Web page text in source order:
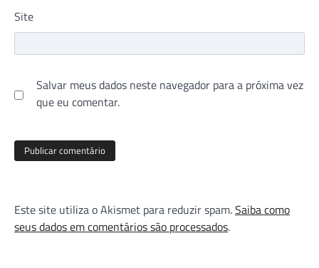
Site
Salvar meus dados neste navegador para a próxima vez
que eu comentar.
Este site utiliza o Akismet para reduzir spam.Saiba como
seus dados em comentários são processados.